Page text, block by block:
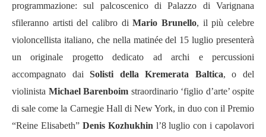
programmazione: sul palcoscenico di Palazzo di Varignana
sfileranno artisti del calibro diMario Brunello, il più celebre
violoncellista italiano, che nella matinée del 15 luglio presenterà
un originale progetto dedicato ad archi e percussioni
accompagnato daiSolisti della Kremerata Baltica, o del
violinista Michael Barenboim straordinario ‘figlio d’arte’ ospite
di sale come la Carnegie Hall di New York, in duo con il Premio
“Reine Elisabeth” Denis Kozhukhin l’8 luglio con i capolavori